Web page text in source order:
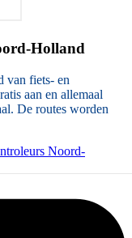
Holland
van fiets- en
aan en allemaal
De routes worden
Noord-